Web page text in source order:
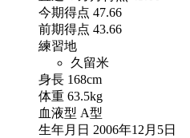
今期得点 47.66
前期得点 43.66
練習地
久留米
身長 168cm
体重 63.5kg
血液型 A型
生年月日 2006年12月5日